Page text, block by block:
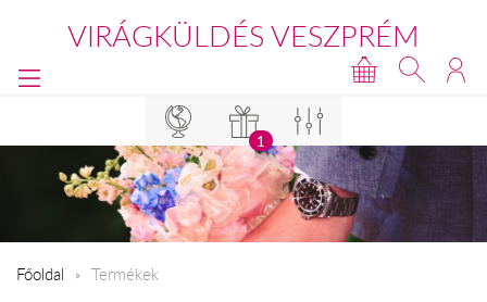
VIRÁGKÜLDÉS VESZPRÉM
1
Főoldal Termékek